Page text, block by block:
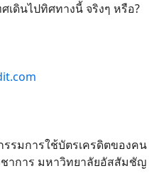
เดินไปทิศทางนี้ จริงๆ หรือ?
รรมการใช้บัตรเครดิตของคน
าการ มหาวิทยาลัยอัสสัมชัญ